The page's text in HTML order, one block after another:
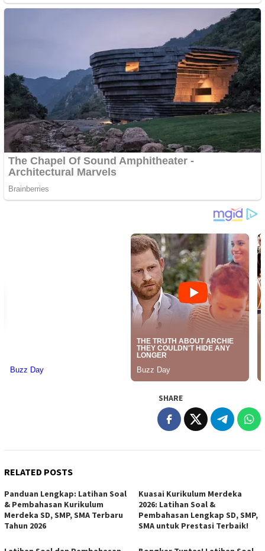
SHARE
RELATED POSTS
Panduan Lengkap: Latihan Soal
& Pembahasan Kurikulum
Merdeka SD, SMP, SMA Terbaru
Tahun 2026
Kuasai Kurikulum Merdeka
2026: Latihan Soal &
Pembahasan Lengkap SD, SMP,
SMA untuk Prestasi Terbaik!